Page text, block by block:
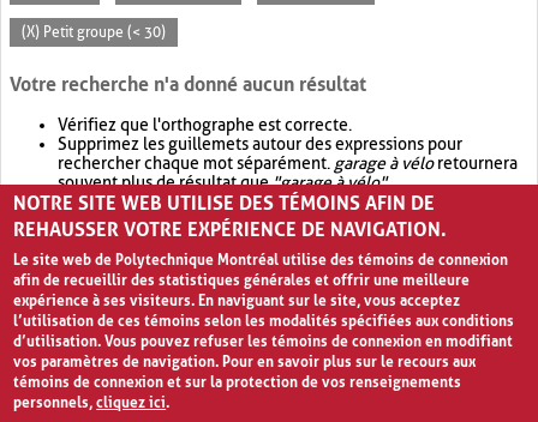
(X) Petit groupe (< 30)
Votre recherche n'a donné aucun résultat
Vérifiez que l'orthographe est correcte.
Supprimez les guillemets autour des expressions pour
rechercher chaque mot séparément. garage à véloretournera
souvent plus de résultat que"garage à vélo".
Envisagez d'élargir votre recherche avec OR.garage OR vélo
retournera souvent plus de résultat quegarage à vélo
NOTRE SITE WEB UTILISE DES TÉMOINS AFIN DE
REHAUSSER VOTRE EXPÉRIENCE DE NAVIGATION.
Le site web de Polytechnique Montréal utilise des témoins de connexion
afin de recueillir des statistiques générales et offrir une meilleure
expérience à ses visiteurs. En naviguant sur le site, vous acceptez
l’utilisation de ces témoins selon les modalités spécifiées aux conditions
d’utilisation. Vous pouvez refuser les témoins de connexion en modifiant
vos paramètres de navigation. Pour en savoir plus sur le recours aux
témoins de connexion et sur la protection de vos renseignements
personnels,cliquez ici.